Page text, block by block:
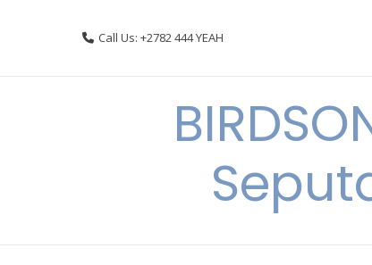
Call Us: +2782 444 YEAH